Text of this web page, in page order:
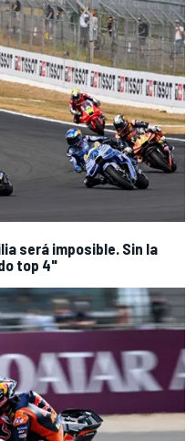
será imposible. Sin la
top 4"